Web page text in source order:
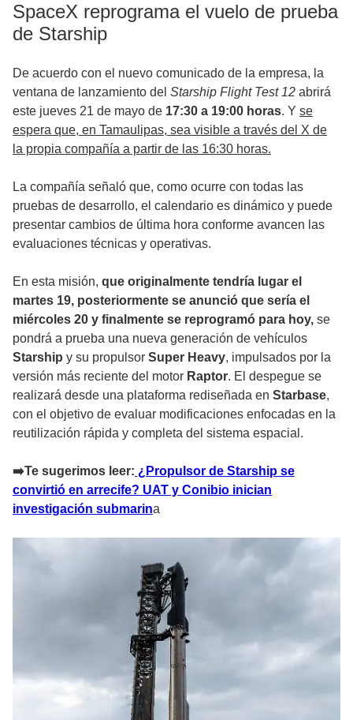
SpaceX reprograma el vuelo de prueba
de Starship
De acuerdo con el nuevo comunicado de la empresa, la
ventana de lanzamiento del Starship Flight Test 12 abrirá
este jueves 21 de mayo de 17:30 a 19:00 horas. Y se
espera que, en Tamaulipas, sea visible a través del X de
la propia compañía a partir de las 16:30 horas.
La compañía señaló que, como ocurre con todas las
pruebas de desarrollo, el calendario es dinámico y puede
presentar cambios de última hora conforme avancen las
evaluaciones técnicas y operativas.
En esta misión, que originalmente tendría lugar el
martes 19, posteriormente se anunció que sería el
miércoles 20 y finalmente se reprogramó para hoy, se
pondrá a prueba una nueva generación de vehículos
Starship y su propulsor Super Heavy, impulsados por la
versión más reciente del motor Raptor. El despegue se
realizará desde una plataforma rediseñada en Starbase,
con el objetivo de evaluar modificaciones enfocadas en la
reutilización rápida y completa del sistema espacial.
➡️Te sugerimos leer: ¿Propulsor de Starship se
convirtió en arrecife? UAT y Conibio inician
investigación submarina